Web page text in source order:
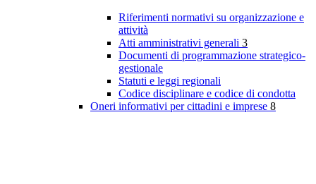
Riferimenti normativi su organizzazione e
attività
Atti amministrativi generali 3
Documenti di programmazione strategico-
gestionale
Statuti e leggi regionali
Codice disciplinare e codice di condotta
Oneri informativi per cittadini e imprese 8